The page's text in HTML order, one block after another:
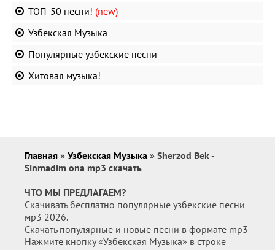
ТОП-50 песни! (new)
Узбекская Музыка
Популярные узбекские песни
Хитовая музыка!
Главная » Узбекская Музыка » Sherzod Bek -
Sinmadim ona mp3 скачать
ЧТО МЫ ПРЕДЛАГАЕМ?
Скачивать бесплатно популярные узбекские песни
мр3 2026.
Скачать популярные и новые песни в формате mp3
Нажмите кнопку «Узбекская Музыка» в строке